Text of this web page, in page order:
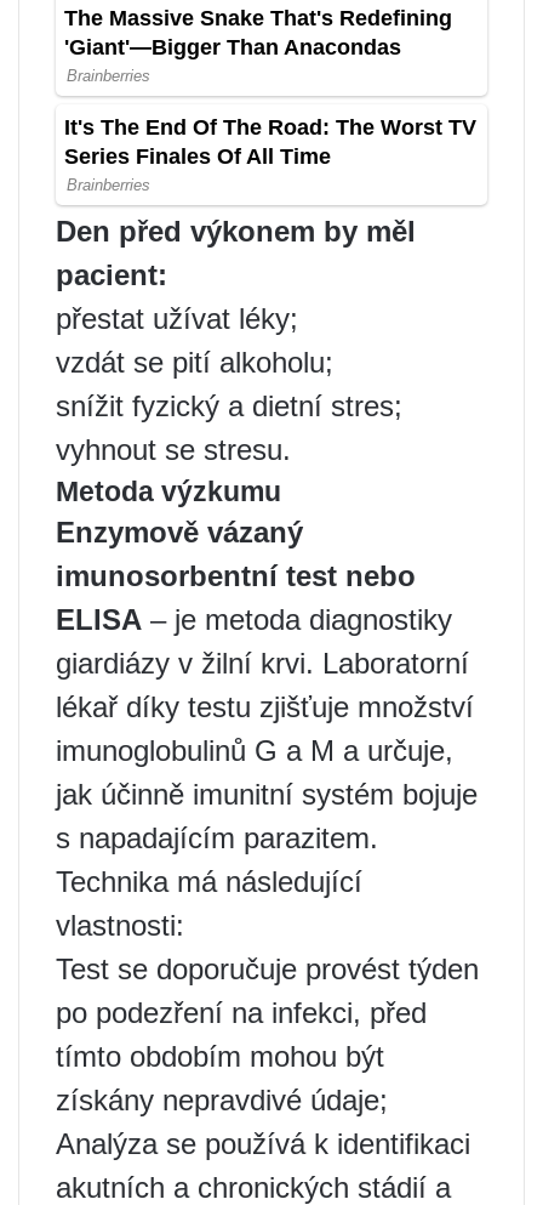
Den před výkonem by měl
pacient:
přestat užívat léky;
vzdát se pití alkoholu;
snížit fyzický a dietní stres;
vyhnout se stresu.
Metoda výzkumu
Enzymově vázaný
imunosorbentní test nebo
ELISA – je metoda diagnostiky
giardiázy v žilní krvi. Laboratorní
lékař díky testu zjišťuje množství
imunoglobulinů G a M a určuje,
jak účinně imunitní systém bojuje
s napadajícím parazitem.
Technika má následující
vlastnosti:
Test se doporučuje provést týden
po podezření na infekci, před
tímto obdobím mohou být
získány nepravdivé údaje;
Analýza se používá k identifikaci
akutních a chronických stádií a